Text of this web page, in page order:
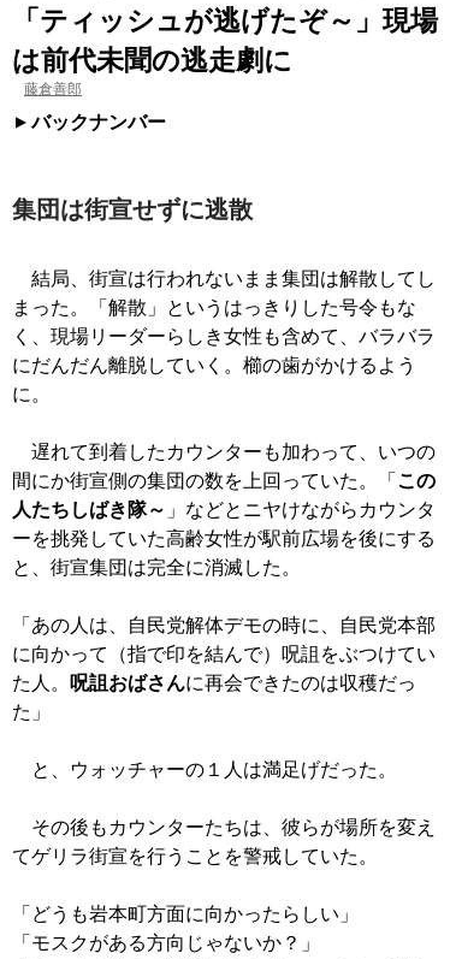
「ティッシュが逃げたぞ～」現場
は前代未聞の逃走劇に
藤倉善郎
バックナンバー
集団は街宣せずに逃散
結局、街宣は行われないまま集団は解散してし
まった。「解散」というはっきりした号令もな
く、現場リーダーらしき女性も含めて、バラバラ
にだんだん離脱していく。櫛の歯がかけるよう
に。
遅れて到着したカウンターも加わって、いつの
間にか街宣側の集団の数を上回っていた。「 この
人たちしばき隊～ 」などとニヤけながらカウンタ
ーを挑発していた高齢女性が駅前広場を後にする
と、街宣集団は完全に消滅した。
「あの人は、自民党解体デモの時に、自民党本部
に向かって（指で印を結んで）呪詛をぶつけてい
た人。
呪詛おばさんに再会できたのは収穫だっ
た」
と、ウォッチャーの１人は満足げだった。
その後もカウンターたちは、彼らが場所を変え
てゲリラ街宣を行うことを警戒していた。
「どうも岩本町方面に向かったらしい」
「モスクがある方向じゃないか？」